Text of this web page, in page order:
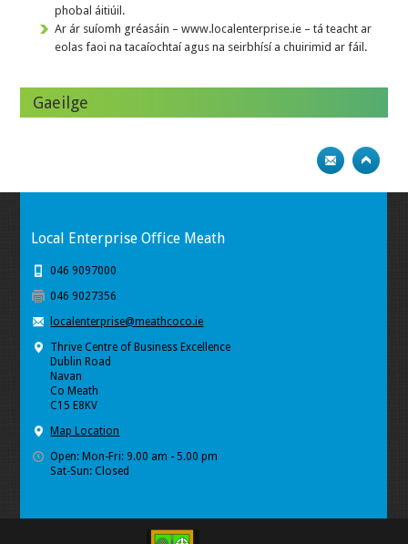
phobal áitiúil.
Ar ár suíomh gréasáin – www.localenterprise.ie – tá teacht ar
eolas faoi na tacaíochtaí agus na seirbhísí a chuirimid ar fáil.
Gaeilge
Local Enterprise Office Meath
046 9097000
046 9027356
localenterprise@meathcoco.ie
Thrive Centre of Business Excellence
Dublin Road
Navan
Co Meath
C15 E8KV
Map Location
Open: Mon-Fri: 9.00 am - 5.00 pm
Sat-Sun: Closed